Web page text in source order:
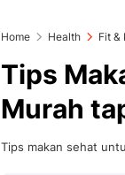
Home Health Fit &
Tips
Murah
Tips makan sehat